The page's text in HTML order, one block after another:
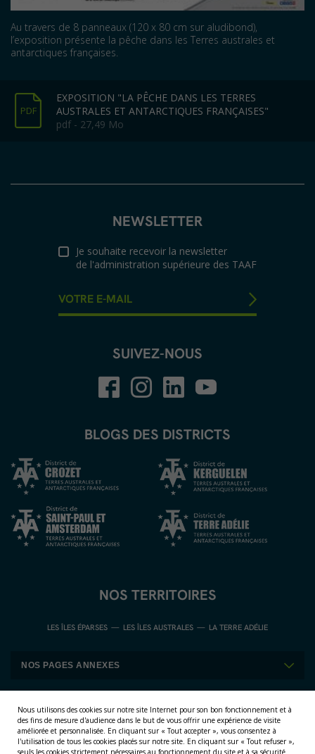
Au travers de 8 panneaux (120 x 80 cm sur aludibond),
l’exposition présente la pêche dans les Terres australes et
antarctiques françaises.
PDF
EXPOSITION "LA PÊCHE DANS LES TERRES
AUSTRALES ET ANTARCTIQUES FRANÇAISES"
pdf - 27,49 Mo
NEWSLETTER
Je souhaite recevoir la newsletter
de l'administration supérieure des TAAF
SUIVEZ-NOUS
BLOGS DES DISTRICTS
NOS TERRITOIRES
LES ÎLES ÉPARSES LES ÎLES AUSTRALES LA TERRE ADÉLIE
Nous utilisons des cookies sur notre site Internet pour son bon fonctionnement et à
des fins de mesure d'audience dans le but de vous offrir une expérience de visite
améliorée et personnalisée. En cliquant sur « Tout accepter », vous consentez à
l'utilisation de tous les cookies placés sur notre site. En cliquant sur « Tout refuser »,
seuls les cookies strictement nécessaires au fonctionnement du site et à sa sécurité